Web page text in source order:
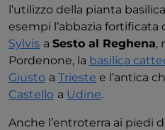
l’utilizzo della pianta
esempi l’abbazia fortificata
Sylvis a Sesto al Reghena,
Pordenone, la basilica
Giusto a Trieste e l’antica
Castello a Udine.
Anche l’entroterra ai piedi